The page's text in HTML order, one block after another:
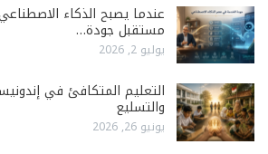
عندما يصبح الذكاء
مستقبل جودة…
يوليو 2, 2026
التعليم المتكافئ في
والتسليع
يونيو 26, 2026